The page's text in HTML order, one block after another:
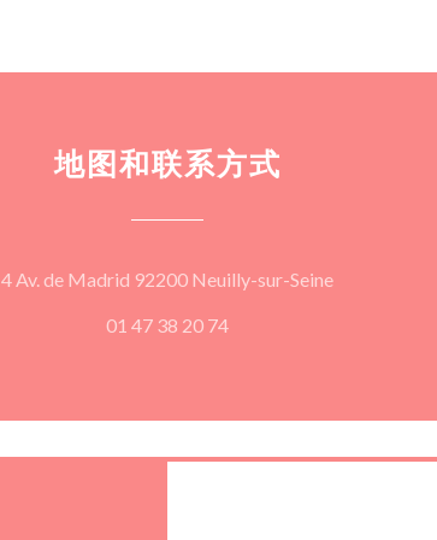
地图和联系方式
4 Av. de Madrid 92200 Neuilly-sur-Seine((在新窗口
01 47 38 20 74